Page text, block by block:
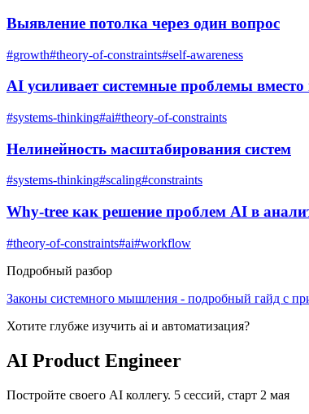
Выявление потолка через один вопрос
#growth#theory-of-constraints#self-awareness
AI усиливает системные проблемы
#systems-thinking#ai#theory-of-constraints
Нелинейность масштабирования систем
#systems-thinking#scaling#constraints
Why-tree как решение проблем AI в
#theory-of-constraints#ai#workflow
Подробный разбор
Законы системного мышления - подробный гайд с
Хотите глубже изучить ai и автоматизация?
AI Product Engineer
Постройте своего AI коллегу. 5 сессий, старт 2 мая